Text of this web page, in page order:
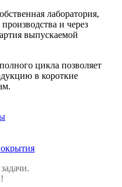
лаборатория,
и через
выпускаемой
цикла позволяет
в короткие